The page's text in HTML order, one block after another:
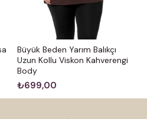
Büyük Beden Yarım Balıkçı
Uzun Kollu Viskon Kahverengi
Body
₺699,00